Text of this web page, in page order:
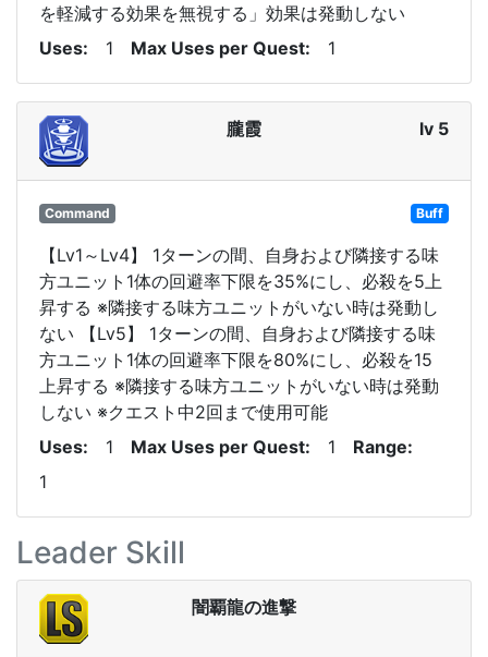
を軽減する効果を無視する」効果は発動しない
Uses
1 Max Uses per Quest 1
朧霞 lv 5
Command Buff
【Lv1～Lv4】 1ターンの間、自身および隣接する味
方ユニット1体の回避率下限を35%にし、必殺を5上
昇する ※隣接する味方ユニットがいない時は発動し
ない 【Lv5】 1ターンの間、自身および隣接する味
方ユニット1体の回避率下限を80%にし、必殺を15
上昇する ※隣接する味方ユニットがいない時は発動
しない ※クエスト中2回まで使用可能
Uses
1 Max Uses per Quest 1
Range
1
Leader Skill
闇覇龍の進撃